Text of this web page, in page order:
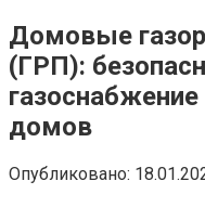
Домовые
(ГРП):
домов
Опубликовано: